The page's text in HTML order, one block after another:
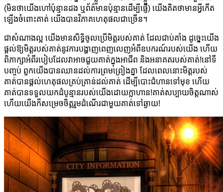
(មិន​ថា​យើង​ហៅ​ប៉ុន្មាន​ដង ឬ​ព័ត៌មាន​ប៉ុន្មាន​ដើម្បី​ផ្ញើ) យើង​គិត​ថា​មាន​អ្វី​កើត​
ឡើង​ចំពោះ​គាត់ យើង​បាន​វិភាគ​ហេតុផល​ជា​ច្រើន។
ជាសំណាងល្អ យើងមានសិទ្ធិចូលប្រើមិត្តរបស់គាត់ ដែលជាប់គាំង ដូច្នេះយើង
ផ្តល់ឱ្យមិត្តរបស់គាត់នូវការបង្ហាញពេញលេញអំពីឧបករណ៍របស់យើង ហើយ
ពិភាក្សាអំពីរបៀបដែលវាអាចជួយគាត់ក្នុងអាជីព និងអនាគតរបស់គាត់!នៅទី
បញ្ចប់ ពួកយើងបានឈានដល់ការព្រមព្រៀងគ្នា ដែលពេលនោះមិត្តរបស់
គាត់បានផ្តល់ហេតុផលគ្រប់គ្រាន់ដល់គាត់ ដើម្បីបោះជំហានទៅមុខ ហើយ
គាត់បានទទួលយកដំបូន្មានរបស់យើងដោយក្លាហាន!គាត់​សប្បាយ​ចិត្ត​ណាស់
ហើយ​យើង​ក៏​សម្រេច​ចិត្ត​រួម​ដំណើរ​ជាមួយ​គាត់​ទៅ​ឆ្ងាយ!